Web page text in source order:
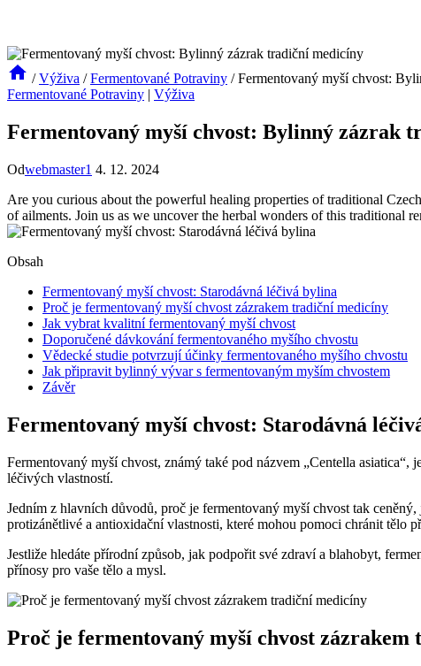
/ Výživa / Fermentované Potraviny / Fermentovaný myší chvost:
Fermentované Potraviny | Výživa
Fermentovaný myší chvost: Bylinný zázrak
Odwebmaster1 4. 12. 2024
Are you curious about the powerful healing properties of traditional
of ailments. Join us as we uncover the herbal wonders of this traditional
Obsah
Fermentovaný myší chvost: Starodávná léčivá bylina
Proč je fermentovaný myší chvost zázrakem tradiční medicíny
Jak vybrat kvalitní fermentovaný myší chvost
Doporučené dávkování fermentovaného myšího chvostu
Vědecké studie potvrzují účinky fermentovaného myšího chvostu
Jak připravit bylinný vývar s fermentovaným myším chvostem
Závěr
Fermentovaný myší chvost: Starodávná
Fermentovaný myší chvost, známý také pod názvem „Centella
léčivých vlastností.
Jedním z hlavních důvodů, proč je fermentovaný myší chvost tak
protizánětlivé a antioxidační vlastnosti, které mohou pomoci chránit tělo
Jestliže hledáte přírodní způsob, jak podpořit své zdraví a blahobyt,
přínosy pro vaše tělo a mysl.
Proč je fermentovaný myší chvost